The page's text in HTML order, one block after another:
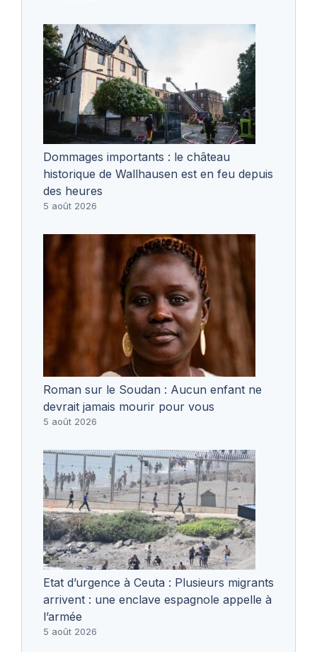
Dommages importants : le château
historique de Wallhausen est en feu depuis
des heures
5 août 2026
Roman sur le Soudan : Aucun enfant ne
devrait jamais mourir pour vous
5 août 2026
Etat d’urgence à Ceuta : Plusieurs migrants
arrivent : une enclave espagnole appelle à
l’armée
5 août 2026